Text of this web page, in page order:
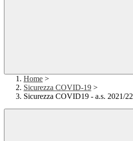
Home >
Sicurezza COVID-19 >
Sicurezza COVID19 - a.s. 2021/22